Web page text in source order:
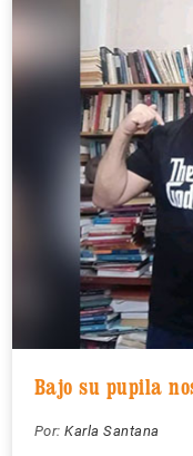
Bajo su pupila
Por: Karla Santana